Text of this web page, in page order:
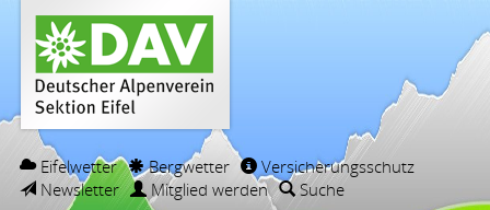
Eifelwetter Bergwetter
Versicherungsschutz
Newsletter
Mitglied werden
Suche